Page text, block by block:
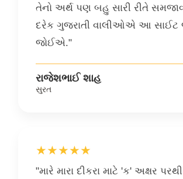
તેનો અર્થ પણ બહુ સારી રીતે
દરેક ગુજરાતી વાલીઓએ આ સાઈટ
જોઈએ."
રાજેશભાઈ શાહ
સુરત
★★★★★
"મારે મારા દીકરા માટે 'ક' અક્ષર